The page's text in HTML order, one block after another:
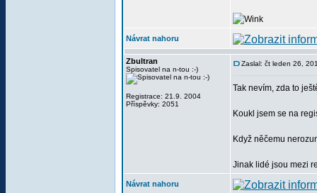
Návrat nahoru
Zbultran
Spisovatel na n-tou :-)
Registrace: 21.9. 2004
Příspěvky: 2051
Zaslal: čt leden 26,
Tak nevím, zda to
Koukl jsem se na
Když něčemu
Jinak lidé jsou mezi
Návrat nahoru